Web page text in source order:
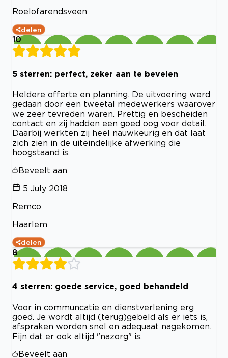
Roelofarendsveen
delen
10
5 sterren: perfect, zeker aan te bevelen
Heldere offerte en planning. De uitvoering werd
gedaan door een tweetal medewerkers waarover
we zeer tevreden waren. Prettig en bescheiden
contact en zij hadden een goed oog voor detail.
Daarbij werkten zij heel nauwkeurig en dat laat
zich zien in de uiteindelijke afwerking die
hoogstaand is.
Beveelt aan
5 July 2018
Remco
Haarlem
delen
8
4 sterren: goede service, goed behandeld
Voor in communcatie en dienstverlening erg
goed. Je wordt altijd (terug)gebeld als er iets is,
afspraken worden snel en adequaat nagekomen.
Fijn dat er ook altijd "nazorg" is.
Beveelt aan